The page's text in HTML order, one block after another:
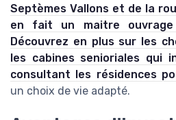
Septèmes Vallons et de la
en fait un maitre ouvrage
Découvrez en plus sur les
les cabines senioriales qui
consultant les résidences
un choix de vie adapté.